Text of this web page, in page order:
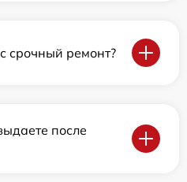
срочный ремонт?
после